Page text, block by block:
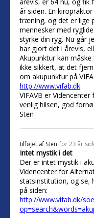
år siden. En
træning, og det er lige
mennesker med
styrke din ryg. Nu går
har gjort det i årevis,
Akupunktur kan
ikke sikkert, at det
om akupunktur på
http://www.vifab.dk
VIFAVB er
venlig hilsen, god
Sten
tilføjet af Sten for 23 år
Intet mystik i det
Der er intet mystik i
Videncenter for
statsinstitution, og se,
på siden:
http://www.vifab.dk/